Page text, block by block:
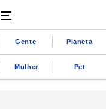
Gente Planeta
Mulher Pet